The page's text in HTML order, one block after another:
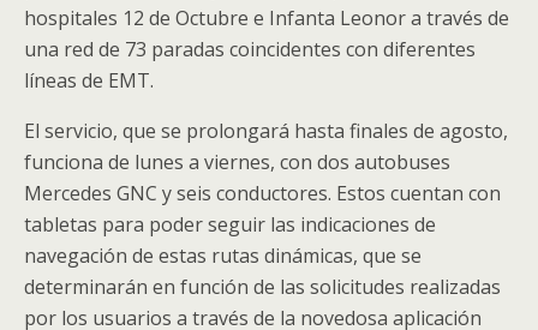
hospitales 12 de Octubre e Infanta Leonor a través de
una red de 73 paradas coincidentes con diferentes
líneas de EMT.
El servicio, que se prolongará hasta finales de agosto,
funciona de lunes a viernes, con dos autobuses
Mercedes GNC y seis conductores. Estos cuentan con
tabletas para poder seguir las indicaciones de
navegación de estas rutas dinámicas, que se
determinarán en función de las solicitudes realizadas
por los usuarios a través de la novedosa aplicación